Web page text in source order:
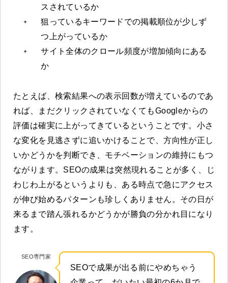
スされているか
狙っているキーワードでの掲載順位が少しず
つ上がっているか
サイト全体のクロール頻度が増加傾向にある
か
たとえば、検索結果への表示回数が増えているのであ
れば、まだクリックされていなくてもGoogleからの
評価は確実に上がってきているということです。小さ
な変化を見逃さずに追いかけることで、方向性が正し
いかどうかを判断でき、モチベーションの維持にもつ
ながります。SEOの成果は突然現れることが多く、じ
わじわ上がるというよりも、ある時点で急にアクセス
が伸び始めるパターンも珍しくありません。その日が
来るまで踏ん張れるかどうかが勝負の分かれ目になり
ます。
SEO専門家
SEOで成果が出る前にやめちゃう